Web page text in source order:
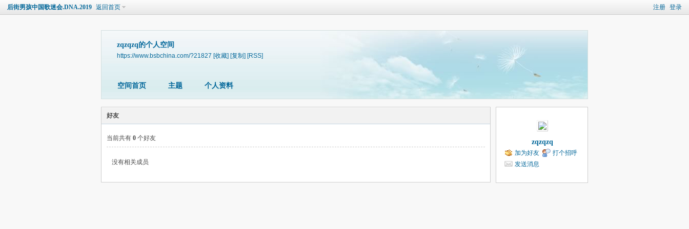
注册 登录
后街男孩中国歌迷会.DNA.2019 返回首页
zqzqzq的个人空间
https://www.bsbchina.com/?21827 [收藏] [复制] [RSS]
空间首页 主题 个人资料
好友
当前共有 0 个好友
没有相关成员
zqzqzq
加为好友
打个招呼
发送消息